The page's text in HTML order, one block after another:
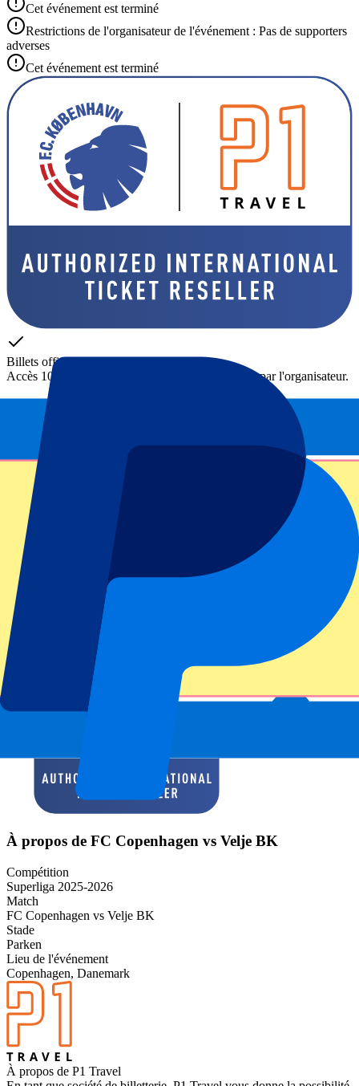
Cet événement est terminé
Restrictions de l'organisateur de l'événement : Pas de supporters
adverses
Cet événement est terminé
Billets officiels
Accès 100 % garanti – Billets fournis directement par l'organisateur.
Cet événement est terminé
Inscrivez-vous et recevez toujours toutes les mises à jour, les offres
et plus encore !
Envoyer
Vos informations seront utilisées conformément à notre
Policy
Merci d'avoir envoyé le formulaire !
Informations sur l'événement
À propos de FC Copenhagen vs Velje BK
Compétition
Superliga 2025-2026
Match
FC Copenhagen vs Velje BK
Stade
Parken
Lieu de l'événement
Copenhagen, Danemark
À propos de P1 Travel